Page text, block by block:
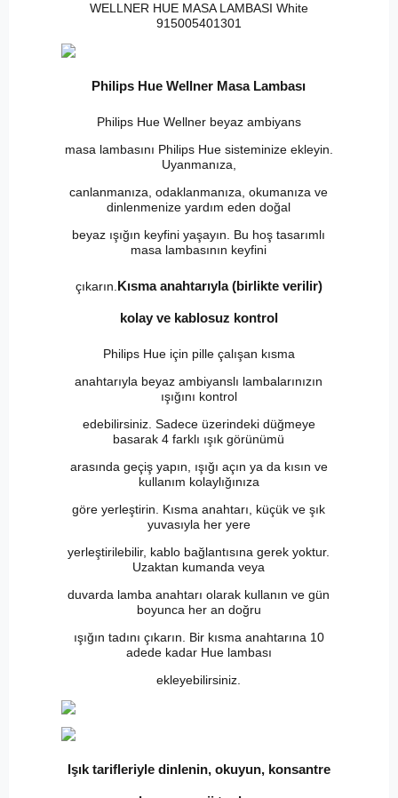
WELLNER HUE MASA LAMBASI White
915005401301
Philips Hue Wellner Masa Lambası
Philips Hue Wellner beyaz ambiyans
masa lambasını Philips Hue sisteminize ekleyin.
Uyanmanıza,
canlanmanıza, odaklanmanıza, okumanıza ve
dinlenmenize yardım eden doğal
beyaz ışığın keyfini yaşayın. Bu hoş tasarımlı
masa lambasının keyfini
çıkarın.Kısma anahtarıyla (birlikte verilir)
kolay ve kablosuz kontrol
Philips Hue için pille çalışan kısma
anahtarıyla beyaz ambiyanslı lambalarınızın
ışığını kontrol
edebilirsiniz. Sadece üzerindeki düğmeye
basarak 4 farklı ışık görünümü
arasında geçiş yapın, ışığı açın ya da kısın ve
kullanım kolaylığınıza
göre yerleştirin. Kısma anahtarı, küçük ve şık
yuvasıyla her yere
yerleştirilebilir, kablo bağlantısına gerek yoktur.
Uzaktan kumanda veya
duvarda lamba anahtarı olarak kullanın ve gün
boyunca her an doğru
ışığın tadını çıkarın. Bir kısma anahtarına 10
adede kadar Hue lambası
ekleyebilirsiniz.
Işık tarifleriyle dinlenin, okuyun, konsantre